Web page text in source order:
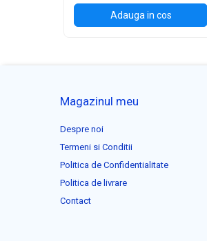
Adauga in cos
Magazinul meu
Despre noi
Termeni si Conditii
Politica de Confidentialitate
Politica de livrare
Contact